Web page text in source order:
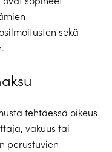
sekä
tehtäessä oikeus
vakuus tai
perustuvien